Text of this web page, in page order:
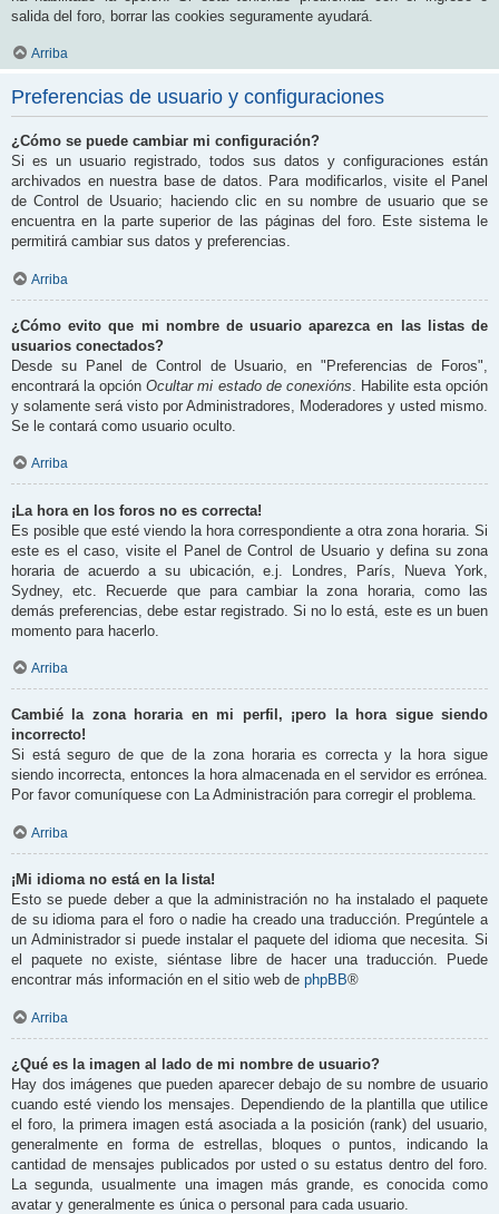
salida del foro, borrar las cookies seguramente ayudará.
Arriba
Preferencias de usuario y configuraciones
¿Cómo se puede cambiar mi configuración?
Si es un usuario registrado, todos sus datos y configuraciones están
archivados en nuestra base de datos. Para modificarlos, visite el Panel
de Control de Usuario; haciendo clic en su nombre de usuario que se
encuentra en la parte superior de las páginas del foro. Este sistema le
permitirá cambiar sus datos y preferencias.
Arriba
¿Cómo evito que mi nombre de usuario aparezca en las listas de
usuarios conectados?
Desde su Panel de Control de Usuario, en "Preferencias de Foros",
encontrará la opciónOcultar mi estado de conexións . Habilite esta opción
y solamente será visto por Administradores, Moderadores y usted mismo.
Se le contará como usuario oculto.
Arriba
¡La hora en los foros no es correcta!
Es posible que esté viendo la hora correspondiente a otra zona horaria. Si
este es el caso, visite el Panel de Control de Usuario y defina su zona
horaria de acuerdo a su ubicación, e.j. Londres, París, Nueva York,
Sydney, etc. Recuerde que para cambiar la zona horaria, como las
demás preferencias, debe estar registrado. Si no lo está, este es un buen
momento para hacerlo.
Arriba
Cambié la zona horaria en mi perfil, ¡pero la hora sigue siendo
incorrecto!
Si está seguro de que de la zona horaria es correcta y la hora sigue
siendo incorrecta, entonces la hora almacenada en el servidor es errónea.
Por favor comuníquese con La Administración para corregir el problema.
Arriba
¡Mi idioma no está en la lista!
Esto se puede deber a que la administración no ha instalado el paquete
de su idioma para el foro o nadie ha creado una traducción. Pregúntele a
un Administrador si puede instalar el paquete del idioma que necesita. Si
el paquete no existe, siéntase libre de hacer una traducción. Puede
encontrar más información en el sitio web de phpBB®
Arriba
¿Qué es la imagen al lado de mi nombre de usuario?
Hay dos imágenes que pueden aparecer debajo de su nombre de usuario
cuando esté viendo los mensajes. Dependiendo de la plantilla que utilice
el foro, la primera imagen está asociada a la posición (rank) del usuario,
generalmente en forma de estrellas, bloques o puntos, indicando la
cantidad de mensajes publicados por usted o su estatus dentro del foro.
La segunda, usualmente una imagen más grande, es conocida como
avatar y generalmente es única o personal para cada usuario.